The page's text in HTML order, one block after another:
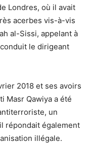
Londres, où il avait
acerbes vis-à-vis
al-Sissi, appelant à
le dirigeant
2018 et ses avoirs
Masr Qawiya a été
un
répondait également
illégale.